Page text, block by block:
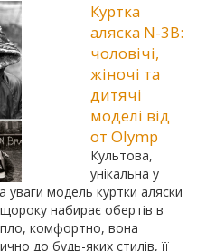
Куртка
аляска N-3B:
чоловічі,
жіночі та
дитячі
моделі від
от Olymp
Культова,
унікальна у
уваги модель куртки аляски
набирає обертів в
комфортно, вона
до будь-яких стилів, її